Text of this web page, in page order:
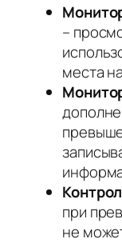
–
места
при
не